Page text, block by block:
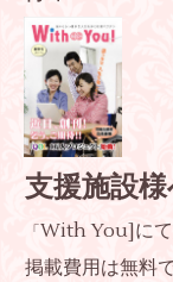
支援施設様
「With You]にて
掲載費用は無料